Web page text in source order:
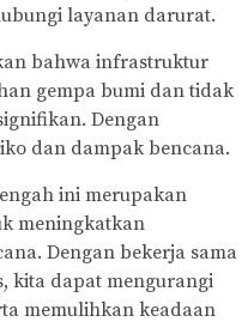
layanan darurat.
bahwa infrastruktur
gempa bumi dan tidak
Dengan
dan dampak bencana.
ini merupakan
meningkatkan
Dengan bekerja sama
kita dapat mengurangi
memulihkan keadaan